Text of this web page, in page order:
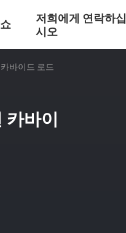
저희에게 연락하십
시오
바이드 로드
카바이